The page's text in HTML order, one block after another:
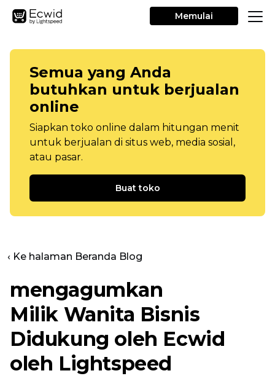
Memulai
Semua yang Anda
butuhkan untuk berjualan
online
Siapkan toko online dalam hitungan menit
untuk berjualan di situs web, media sosial,
atau pasar.
Buat toko
‹ Ke halaman Beranda Blog
mengagumkan
Milik Wanita Bisnis
Didukung oleh Ecwid
oleh Lightspeed